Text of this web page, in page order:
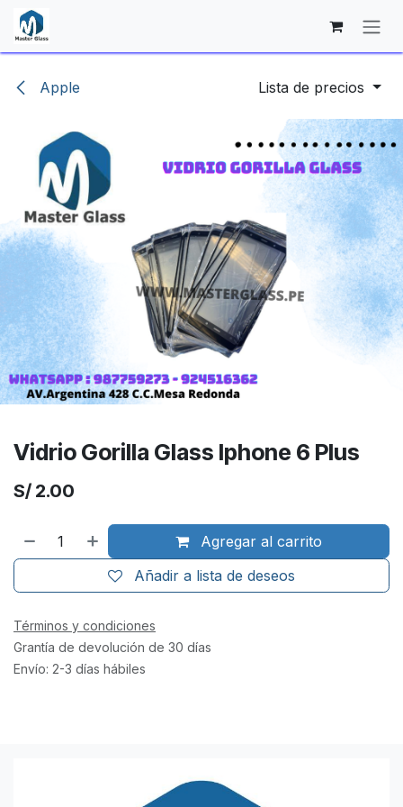
Ir al contenido
Apple Lista de precios
Vidrio Gorilla Glass Iphone 6 Plus
S/ 2.00
Agregar al carrito
Añadir a lista de deseos
Términos y condiciones
Grantía de devolución de 30 días
Envío: 2-3 días hábiles